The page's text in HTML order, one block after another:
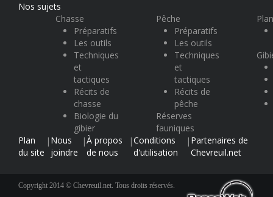
Nos sujets
Chasse
Préparatifs
Les outils
Techniques
et
tactiques
Récits de
chasse
Biologie du
gibier
Pêche
Préparatifs
Les outils
Techniques
et
tactiques
Récits de
pêche
Réserves
fauniques
Plan
du site
| Nous
joindre
|À propos
de nous
|Conditions
d'utilisation
| Partenaires de
Chevreuil.net
Copyright 2014 © Chevreuil.net. Tous droits réservés.